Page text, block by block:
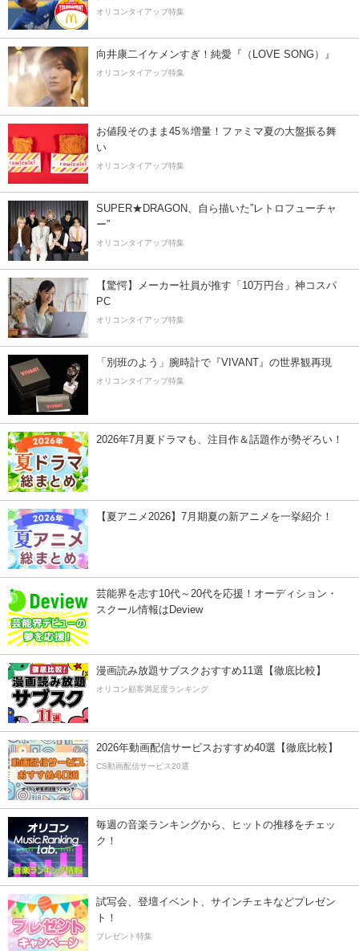
オリコンタイアップ特集
向井康二イケメンすぎ！純愛『（LOVE SONG）』
オリコンタイアップ特集
お値段そのまま45％増量！ファミマ夏の大盤振る舞
い
オリコンタイアップ特集
SUPER★DRAGON、自ら描いた”レトロフューチャ
ー”
オリコンタイアップ特集
【驚愕】メーカー社員が推す「10万円台」神コスパ
PC
オリコンタイアップ特集
「別班のよう」腕時計で『VIVANT』の世界観再現
オリコンタイアップ特集
2026年7月夏ドラマも、注目作＆話題作が勢ぞろい！
【夏アニメ2026】7月期夏の新アニメを一挙紹介！
芸能界を志す10代～20代を応援！オーディション・
スクール情報はDeview
漫画読み放題サブスクおすすめ11選【徹底比較】
オリコン顧客満足度ランキング
2026年動画配信サービスおすすめ40選【徹底比較】
CS動画配信サービス20選
毎週の音楽ランキングから、ヒットの推移をチェッ
ク！
試写会、登壇イベント、サインチェキなどプレゼン
ト！
プレゼント特集